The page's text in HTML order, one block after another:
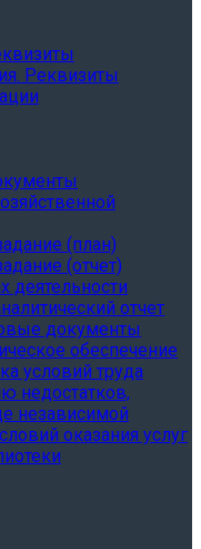
Реквизиты
(план)
(отчет)
деятельности
отчет
документы
обеспечение
условий труда
недостатков,
независимой
оказания услуг